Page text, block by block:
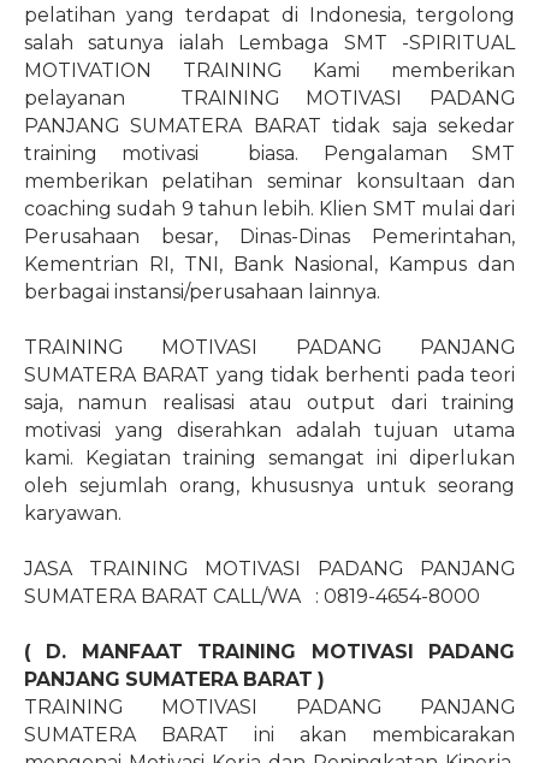
pelatihan yang terdapat di Indonesia, tergolong
salah satunya ialah Lembaga SMT -SPIRITUAL
MOTIVATION TRAINING Kami memberikan
pelayanan
TRAINING MOTIVASI PADANG
PANJANG SUMATERA BARAT tidak saja sekedar
training motivasi
biasa. Pengalaman SMT
memberikan pelatihan seminar konsultaan dan
coaching sudah 9 tahun lebih. Klien SMT mulai dari
Perusahaan besar, Dinas-Dinas Pemerintahan,
Kementrian RI, TNI, Bank Nasional, Kampus dan
berbagai instansi/perusahaan lainnya.
TRAINING MOTIVASI PADANG PANJANG
SUMATERA BARAT yang tidak berhenti pada teori
saja, namun realisasi atau output dari training
motivasi yang diserahkan adalah tujuan utama
kami. Kegiatan training semangat ini diperlukan
oleh sejumlah orang, khususnya untuk seorang
karyawan.
JASA TRAINING MOTIVASI PADANG PANJANG
SUMATERA BARAT CALL/WA
: 0819-4654-8000
( D. MANFAAT TRAINING MOTIVASI PADANG
PANJANG SUMATERA BARAT )
TRAINING MOTIVASI PADANG PANJANG
SUMATERA BARAT ini akan membicarakan